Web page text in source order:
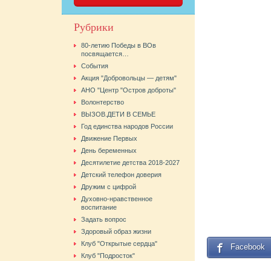
Facebook
Рубрики
80-летию Победы в ВОв
посвящается…
Cобытия
Акция "Добровольцы — детям"
АНО "Центр "Остров доброты"
Волонтерство
ВЫЗОВ.ДЕТИ В СЕМЬЕ
Год единства народов России
Движение Первых
День беременных
Десятилетие детства 2018-2027
Детский телефон доверия
Дружим с цифрой
Духовно-нравственное
воспитание
Задать вопрос
Здоровый образ жизни
Клуб "Открытые сердца"
Клуб "Подросток"